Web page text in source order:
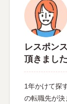
レスポン
頂きました
1年かけて探
の転職先が